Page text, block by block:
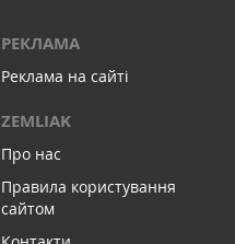
РЕКЛАМА
Реклама на сайті
ZEMLIAK
Про нас
Правила користування
сайтом